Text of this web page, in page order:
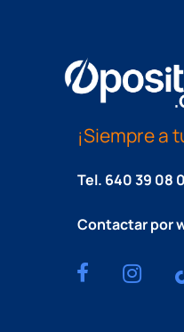
¡Siempre a
Tel. 640 39 08
Contactar por